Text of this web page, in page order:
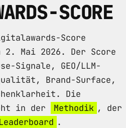
SCORE
Score
2. Mai 2026. Der Score
Signale, GEO/LLM-
Brand-Surface,
Die
in der
Methodik , der
Leaderboard .